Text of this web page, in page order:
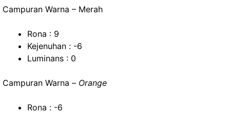
Campuran Warna – Merah
Rona : 9
Kejenuhan : -6
Luminans : 0
Campuran Warna – Orange
Rona : -6